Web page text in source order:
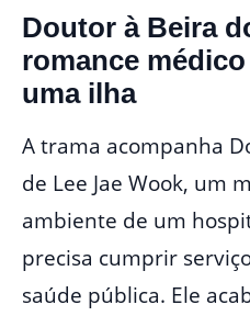
Doutor à Beira
romance
uma ilha
A trama acompanha
de Lee Jae Wook, um
ambiente de um
precisa cumprir
saúde pública. Ele